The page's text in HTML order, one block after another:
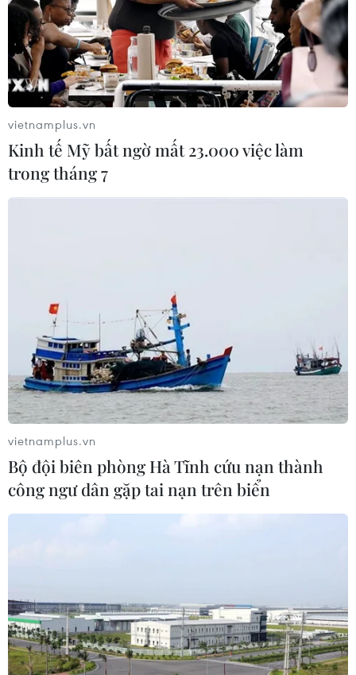
vietnamplus.vn
Kinh tế Mỹ bất ngờ mất 23.000 việc làm
trong tháng 7
vietnamplus.vn
Bộ đội biên phòng Hà Tĩnh cứu nạn thành
công ngư dân gặp tai nạn trên biển